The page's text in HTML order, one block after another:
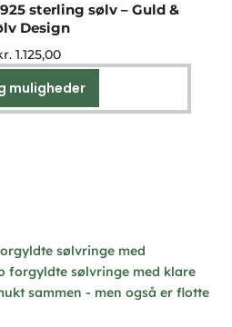
sterling sølv – Guld &
Design
1.125,00
muligheder
vare
på
varesiden
sølvringe med